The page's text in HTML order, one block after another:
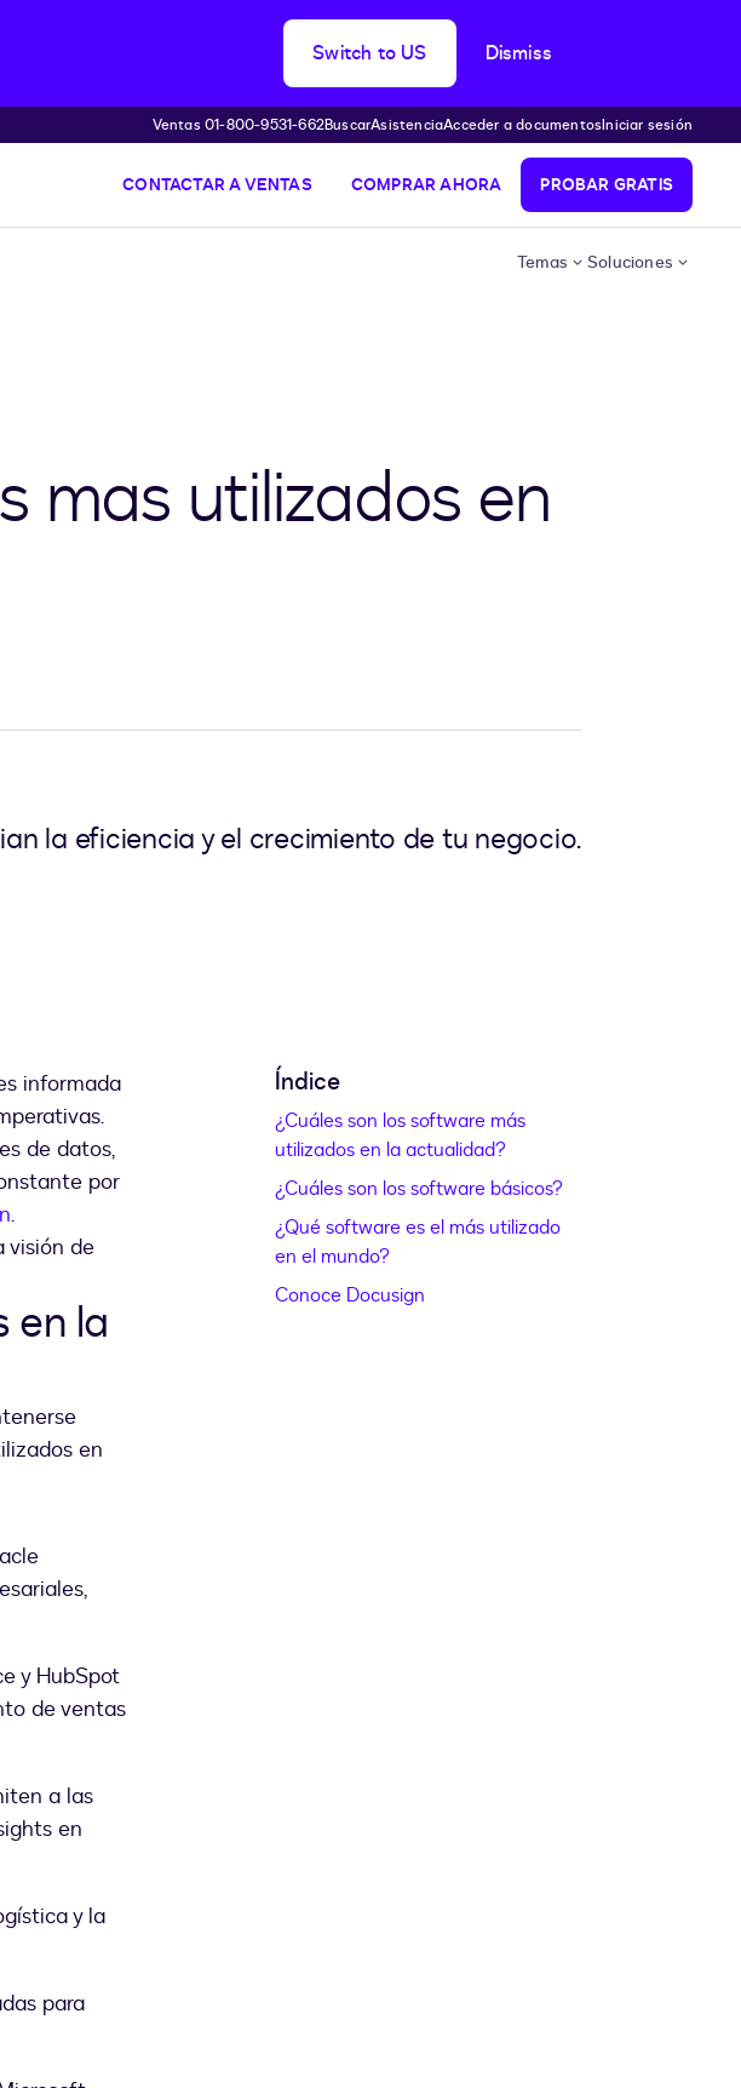
Switch to US Dismiss
Ventas 01-800-9531-662BuscarAsistenciaAcceder a documentosIniciar sesión
CONTACTAR A VENTAS COMPRAR AHORA PROBAR GRATIS
Temas Soluciones
mas utilizados en
la eficiencia y el crecimiento de tu negocio.
informada
de datos,
por
.
visión de
en la
en
y HubSpot
de ventas
a las
en
y la
para
Índice
¿Cuáles son los software más
utilizados en la actualidad?
¿Cuáles son los software básicos?
¿Qué software es el más utilizado
en el mundo?
Conoce Docusign